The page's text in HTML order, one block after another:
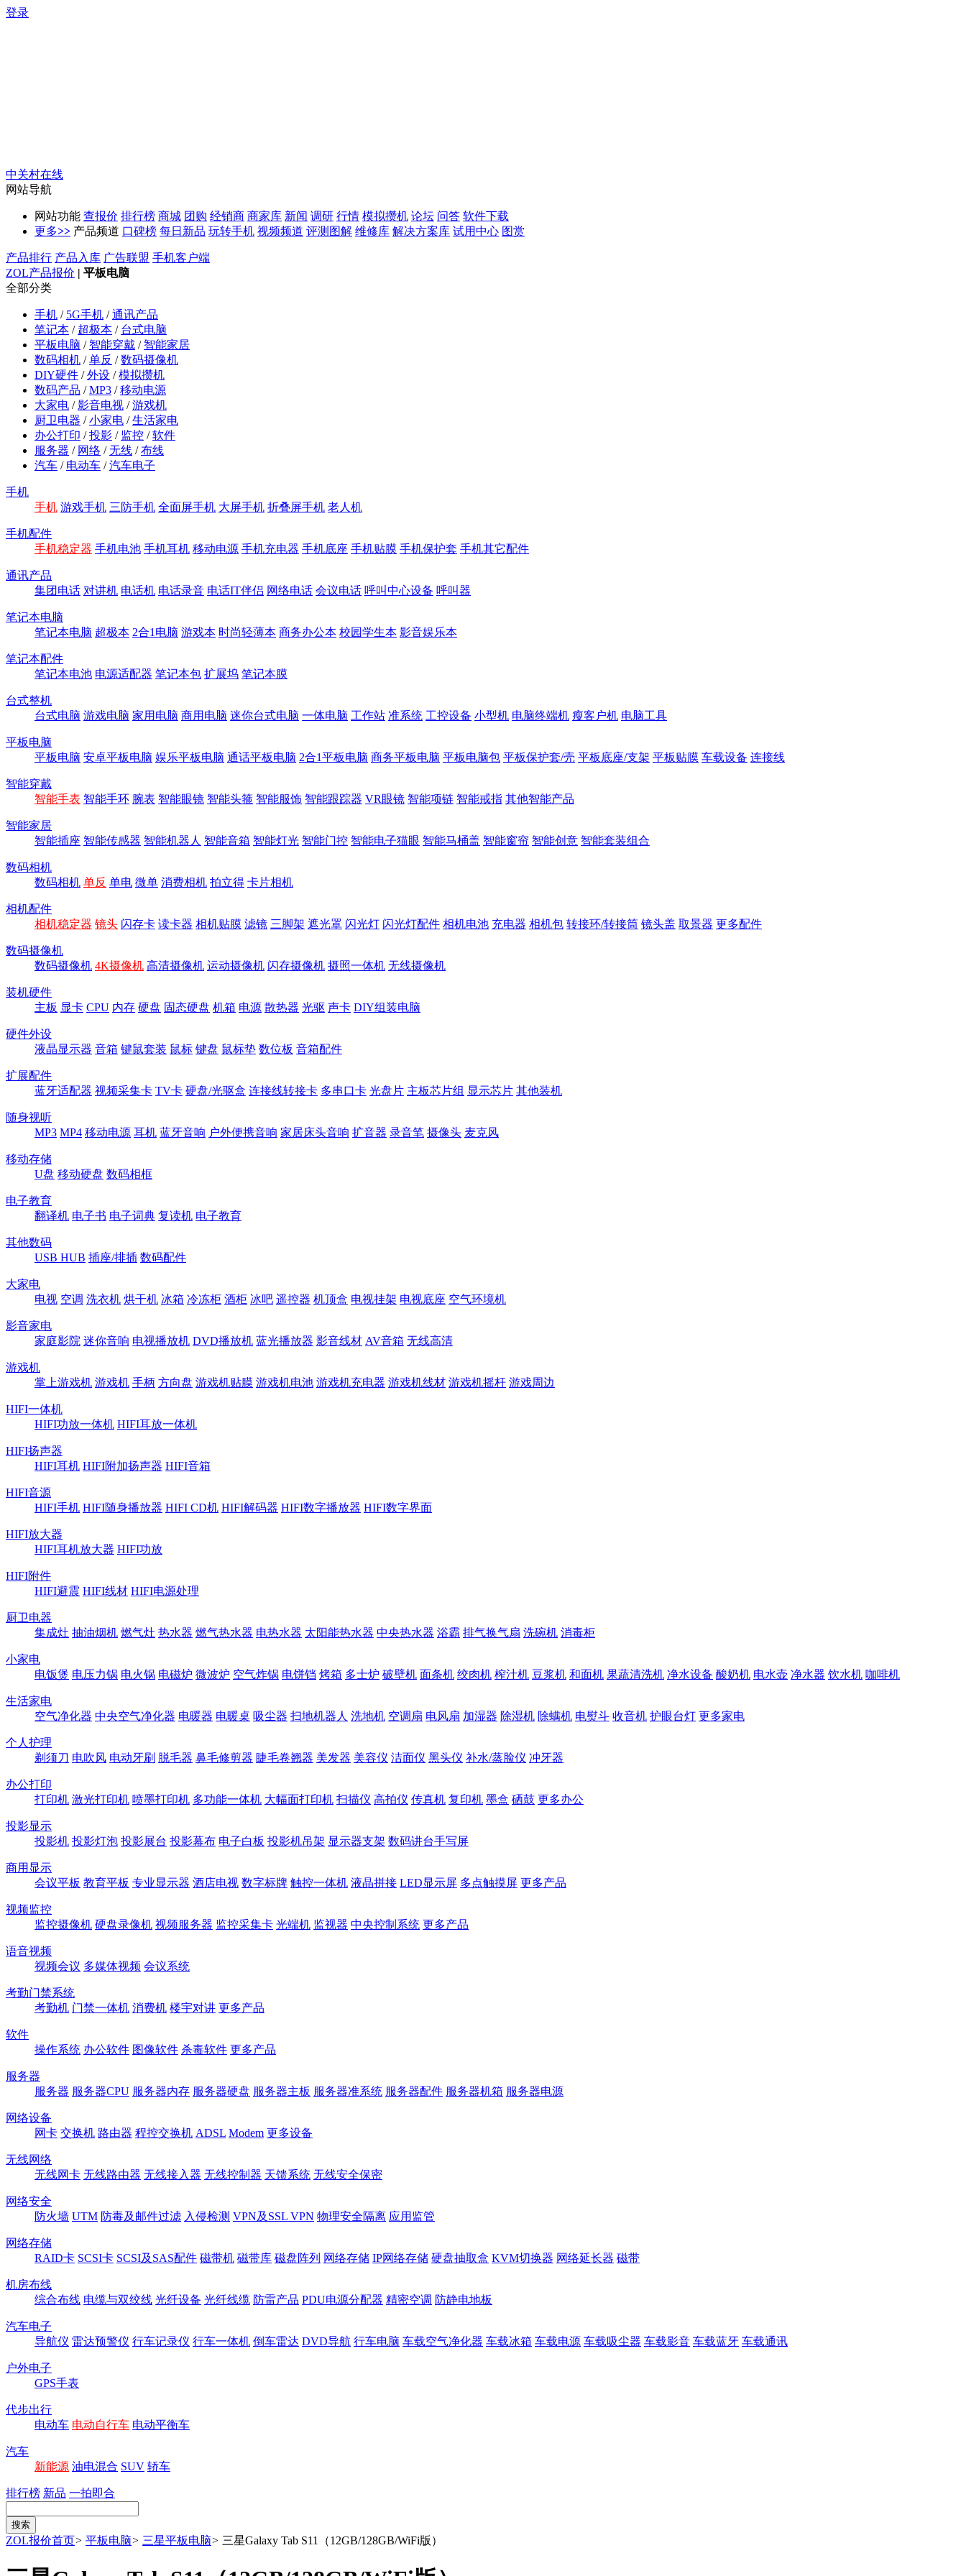
登录
中关村在线
网站导航
网站功能 查报价 排行榜 商城 团购 经销商 商家库 新闻 调研 行情 模拟攒机 论坛 问答 软件下载
更多>> 产品频道 口碑榜 每日新品 玩转手机 视频频道 评测图解 维修库 解决方案库 试用中心 图赏
产品排行 产品入库 广告联盟 手机客户端
ZOL产品报价 | 平板电脑
全部分类
手机 / 5G手机 /通讯产品
笔记本 / 超极本 / 台式电脑
平板电脑 / 智能穿戴 / 智能家居
数码相机 /单反 /数码摄像机
DIY硬件 /外设 /模拟攒机
数码产品 /MP3 /移动电源
大家电 /影音电视 /游戏机
厨卫电器 /小家电 /生活家电
办公打印 /投影 / 监控 /软件
服务器 / 网络 /无线 /布线
汽车 / 电动车 /汽车电子
手机
手机 游戏手机 三防手机 全面屏手机 大屏手机 折叠屏手机 老人机
手机配件
手机稳定器 手机电池 手机耳机 移动电源 手机充电器 手机底座 手机贴膜 手机保护套 手机其它配件
通讯产品
集团电话 对讲机 电话机 电话录音 电话IT伴侣 网络电话 会议电话 呼叫中心设备 呼叫器
笔记本电脑
笔记本电脑 超极本 2合1电脑 游戏本 时尚轻薄本 商务办公本 校园学生本 影音娱乐本
笔记本配件
笔记本电池 电源适配器 笔记本包 扩展坞 笔记本膜
台式整机
台式电脑 游戏电脑 家用电脑 商用电脑 迷你台式电脑 一体电脑 工作站 准系统 工控设备 小型机 电脑终端机 瘦客户机 电脑工具
平板电脑
平板电脑 安卓平板电脑 娱乐平板电脑 通话平板电脑 2合1平板电脑 商务平板电脑 平板电脑包 平板保护套/壳 平板底座/支架 平板贴膜 车载设备 连接线
智能穿戴
智能手表 智能手环 腕表 智能眼镜 智能头箍 智能服饰 智能跟踪器 VR眼镜 智能项链 智能戒指 其他智能产品
智能家居
智能插座 智能传感器 智能机器人 智能音箱 智能灯光 智能门控 智能电子猫眼 智能马桶盖 智能窗帘 智能创意 智能套装组合
数码相机
数码相机 单反 单电 微单 消费相机 拍立得 卡片相机
相机配件
相机稳定器 镜头 闪存卡 读卡器 相机贴膜 滤镜 三脚架 遮光罩 闪光灯 闪光灯配件 相机电池 充电器 相机包 转接环/转接筒 镜头盖 取景器 更多配件
数码摄像机
数码摄像机 4K摄像机 高清摄像机 运动摄像机 闪存摄像机 摄照一体机 无线摄像机
装机硬件
主板 显卡 CPU 内存 硬盘 固态硬盘 机箱 电源 散热器 光驱 声卡 DIY组装电脑
硬件外设
液晶显示器 音箱 键鼠套装 鼠标 键盘 鼠标垫 数位板 音箱配件
扩展配件
蓝牙适配器 视频采集卡 TV卡 硬盘/光驱盒 连接线转接卡 多串口卡 光盘片 主板芯片组 显示芯片 其他装机
随身视听
MP3 MP4 移动电源 耳机 蓝牙音响 户外便携音响 家居床头音响 扩音器 录音笔 摄像头 麦克风
移动存储
U盘 移动硬盘 数码相框
电子教育
翻译机 电子书 电子词典 复读机 电子教育
其他数码
USB HUB 插座/排插 数码配件
大家电
电视 空调 洗衣机 烘干机 冰箱 冷冻柜 酒柜 冰吧 遥控器 机顶盒 电视挂架 电视底座 空气环境机
影音家电
家庭影院 迷你音响 电视播放机 DVD播放机 蓝光播放器 影音线材 AV音箱 无线高清
游戏机
掌上游戏机 游戏机 手柄 方向盘 游戏机贴膜 游戏机电池 游戏机充电器 游戏机线材 游戏机摇杆 游戏周边
HIFI一体机
HIFI功放一体机 HIFI耳放一体机
HIFI扬声器
HIFI耳机 HIFI附加扬声器 HIFI音箱
HIFI音源
HIFI手机 HIFI随身播放器 HIFI CD机 HIFI解码器 HIFI数字播放器 HIFI数字界面
HIFI放大器
HIFI耳机放大器 HIFI功放
HIFI附件
HIFI避震 HIFI线材 HIFI电源处理
厨卫电器
集成灶 抽油烟机 燃气灶 热水器 燃气热水器 电热水器 太阳能热水器 中央热水器 浴霸 排气换气扇 洗碗机 消毒柜
小家电
电饭煲 电压力锅 电火锅 电磁炉 微波炉 空气炸锅 电饼铛 烤箱 多士炉 破壁机 面条机 绞肉机 榨汁机 豆浆机 和面机 果蔬清洗机 净水设备 酸奶机 电水壶 净水器 饮水机 咖啡机
生活家电
空气净化器 中央空气净化器 电暖器 电暖桌 吸尘器 扫地机器人 洗地机 空调扇 电风扇 加湿器 除湿机 除螨机 电熨斗 收音机 护眼台灯 更多家电
个人护理
剃须刀 电吹风 电动牙刷 脱毛器 鼻毛修剪器 睫毛卷翘器 美发器 美容仪 洁面仪 黑头仪 补水/蒸脸仪 冲牙器
办公打印
打印机 激光打印机 喷墨打印机 多功能一体机 大幅面打印机 扫描仪 高拍仪 传真机 复印机 墨盒 硒鼓 更多办公
投影显示
投影机 投影灯泡 投影展台 投影幕布 电子白板 投影机吊架 显示器支架 数码讲台手写屏
商用显示
会议平板 教育平板 专业显示器 酒店电视 数字标牌 触控一体机 液晶拼接 LED显示屏 多点触摸屏 更多产品
视频监控
监控摄像机 硬盘录像机 视频服务器 监控采集卡 光端机 监视器 中央控制系统 更多产品
语音视频
视频会议 多媒体视频 会议系统
考勤门禁系统
考勤机 门禁一体机 消费机 楼宇对讲 更多产品
软件
操作系统 办公软件 图像软件 杀毒软件 更多产品
服务器
服务器 服务器CPU 服务器内存 服务器硬盘 服务器主板 服务器准系统 服务器配件 服务器机箱 服务器电源
网络设备
网卡 交换机 路由器 程控交换机 ADSL Modem 更多设备
无线网络
无线网卡 无线路由器 无线接入器 无线控制器 天馈系统 无线安全保密
网络安全
防火墙 UTM 防毒及邮件过滤 入侵检测 VPN及SSL VPN 物理安全隔离 应用监管
网络存储
RAID卡 SCSI卡 SCSI及SAS配件 磁带机 磁带库 磁盘阵列 网络存储 IP网络存储 硬盘抽取盒 KVM切换器 网络延长器 磁带
机房布线
综合布线 电缆与双绞线 光纤设备 光纤线缆 防雷产品 PDU电源分配器 精密空调 防静电地板
汽车电子
导航仪 雷达预警仪 行车记录仪 行车一体机 倒车雷达 DVD导航 行车电脑 车载空气净化器 车载冰箱 车载电源 车载吸尘器 车载影音 车载蓝牙 车载通讯
户外电子
GPS手表
代步出行
电动车 电动自行车 电动平衡车
汽车
新能源 油电混合 SUV 轿车
排行榜 新品 一拍即合
ZOL报价首页> 平板电脑> 三星平板电脑> 三星Galaxy Tab S11（12GB/128GB/WiFi版）